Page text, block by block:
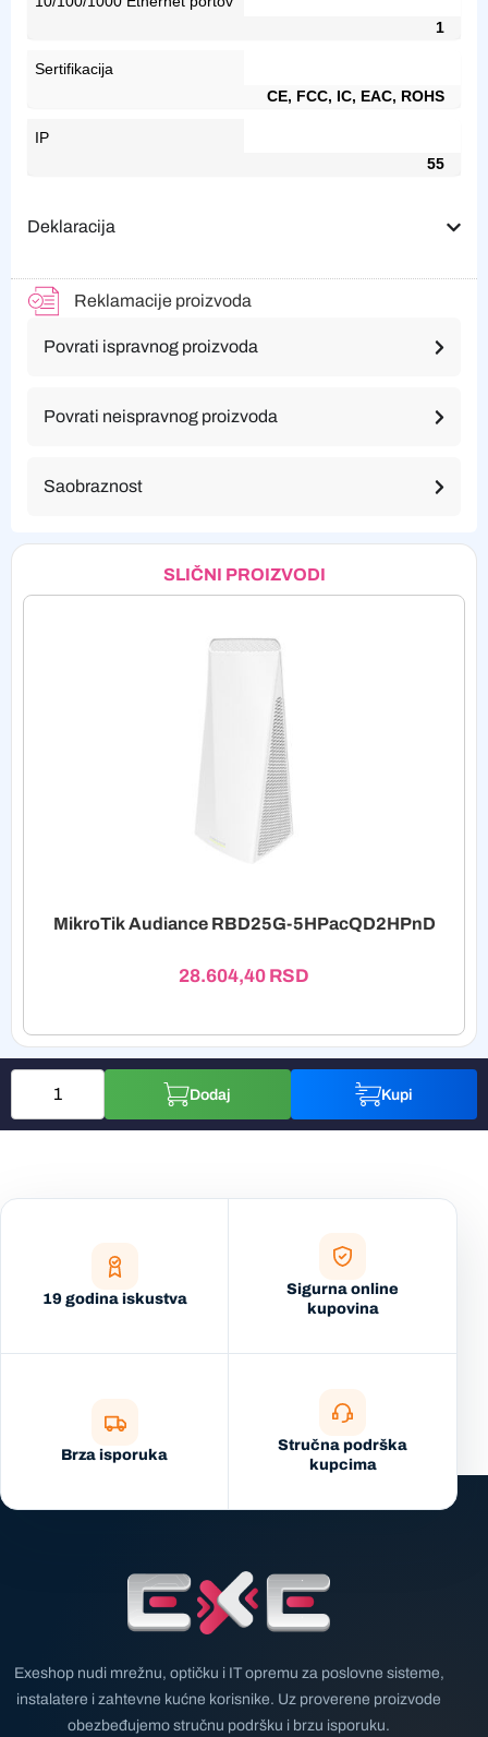
1
Sertifikacija
CE, FCC, IC, EAC, ROHS
IP
55
Deklaracija
Reklamacije proizvoda
Povrati ispravnog proizvoda
Povrati neispravnog proizvoda
Saobraznost
SLIČNI PROIZVODI
MikroTik Audiance RBD25G-5HPacQD2HPnD
28.604,40 RSD
Dodaj Kupi
19 godina iskustva
Sigurna online
kupovina
Brza isporuka
Stručna podrška
kupcima
Exeshop nudi mrežnu, optičku i IT opremu za poslovne sisteme,
instalatere i zahtevne kućne korisnike. Uz proverene proizvode
obezbeđujemo stručnu podršku i brzu isporuku.